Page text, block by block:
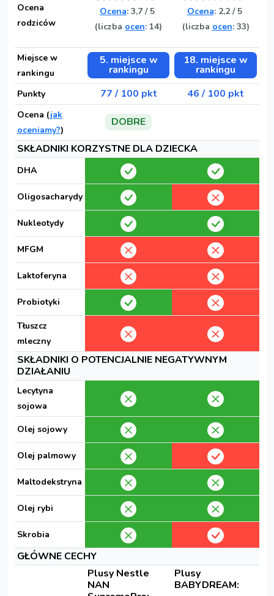
Ocena
rodziców
Ocena: 3,7 / 5
(liczba ocen: 14)
Ocena: 2,2/ 5
(liczba ocen: 33)
Miejsce w
rankingu
5. miejsce w
rankingu
18. miejsce w
rankingu
Punkty 77 / 100 pkt 46 / 100 pkt
Ocena (jak
oceniamy?)
DOBRE
SKŁADNIKI KORZYSTNE DLA DZIECKA
DHA
Oligosacharydy
Nukleotydy
MFGM
Laktoferyna
Probiotyki
Tłuszcz
mleczny
SKŁADNIKI O POTENCJALNIE NEGATYWNYM
DZIAŁANIU
Lecytyna
sojowa
Olej sojowy
Olej palmowy
Maltodekstryna
Olej rybi
Skrobia
GŁÓWNE CECHY
Plusy Nestle
NAN
Plusy
BABYDREAM: